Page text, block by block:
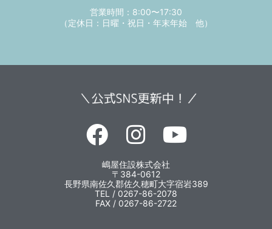
営業時間：8:00〜17:30
（定休日：日曜・祝日・年末年始 他）
嶋屋住設株式会社
〒384-0612
長野県南佐久郡佐久穂町大字宿岩389
TEL / 0267-86-2078
FAX / 0267-86-2722